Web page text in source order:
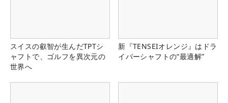
スイスの叡智が生んだTPTシ
ャフトで、ゴルフを異次元の
世界へ
新『TENSEIオレンジ』はドラ
イバーシャフトの“最適解”